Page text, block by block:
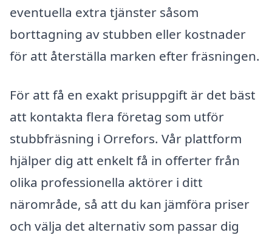
eventuella extra tjänster såsom
borttagning av stubben eller kostnader
för att återställa marken efter fräsningen.
För att få en exakt prisuppgift är det bäst
att kontakta flera företag som utför
stubbfräsning i Orrefors. Vår plattform
hjälper dig att enkelt få in offerter från
olika professionella aktörer i ditt
närområde, så att du kan jämföra priser
och välja det alternativ som passar dig